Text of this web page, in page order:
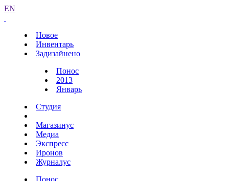
EN
Новое
Инвентарь
Задизайнено
Понос
2013
Январь
Студия
Магазинус
Медиа
Экспресс
Иронов
Журналус
Понос